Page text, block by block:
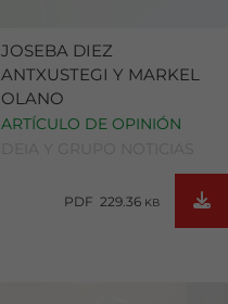
JOSEBA DIEZ
ANTXUSTEGI Y MARKEL
OLANO
ARTÍCULO DE OPINIÓN
PDF 229.36 KB